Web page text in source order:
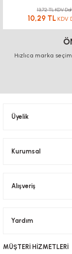
13,72 TL KDV
10,29 TL KDV
Hızlıca marka
Üyelik
Kurumsal
Alışveriş
Yardım
MÜŞTERİ HİZMETLERİ